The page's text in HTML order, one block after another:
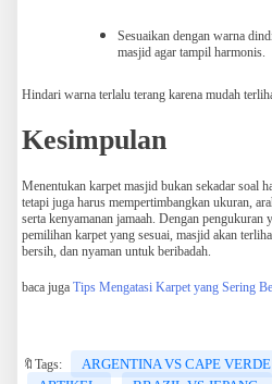
Sesuaikan dengan warna
masjid agar tampil harmonis.
Hindari warna terlalu terang karena mudah
Kesimpulan
Menentukan karpet masjid bukan sekadar soal
tetapi juga harus mempertimbangkan ukuran,
serta kenyamanan jamaah. Dengan pengukuran
pemilihan karpet yang sesuai, masjid akan
bersih, dan nyaman untuk beribadah.
baca juga Tips Mengatasi Karpet yang Sering
🔖Tags:
ARGENTINA VS CAPE VERDE